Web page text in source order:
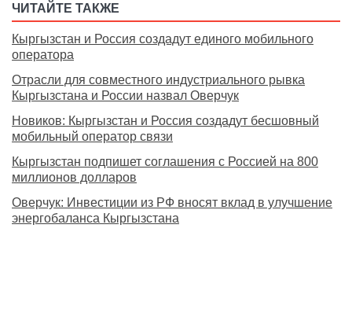
ЧИТАЙТЕ ТАКЖЕ
Кыргызстан и Россия создадут единого мобильного
оператора
Отрасли для совместного индустриального рывка
Кыргызстана и России назвал Оверчук
Новиков: Кыргызстан и Россия создадут бесшовный
мобильный оператор связи
Кыргызстан подпишет соглашения с Россией на 800
миллионов долларов
Оверчук: Инвестиции из РФ вносят вклад в улучшение
энергобаланса Кыргызстана